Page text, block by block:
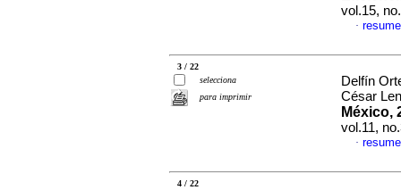
vol.15,
·
3 / 22
selecciona
para imprimir
Delfín
César
México,
vol.11,
·
4 / 22